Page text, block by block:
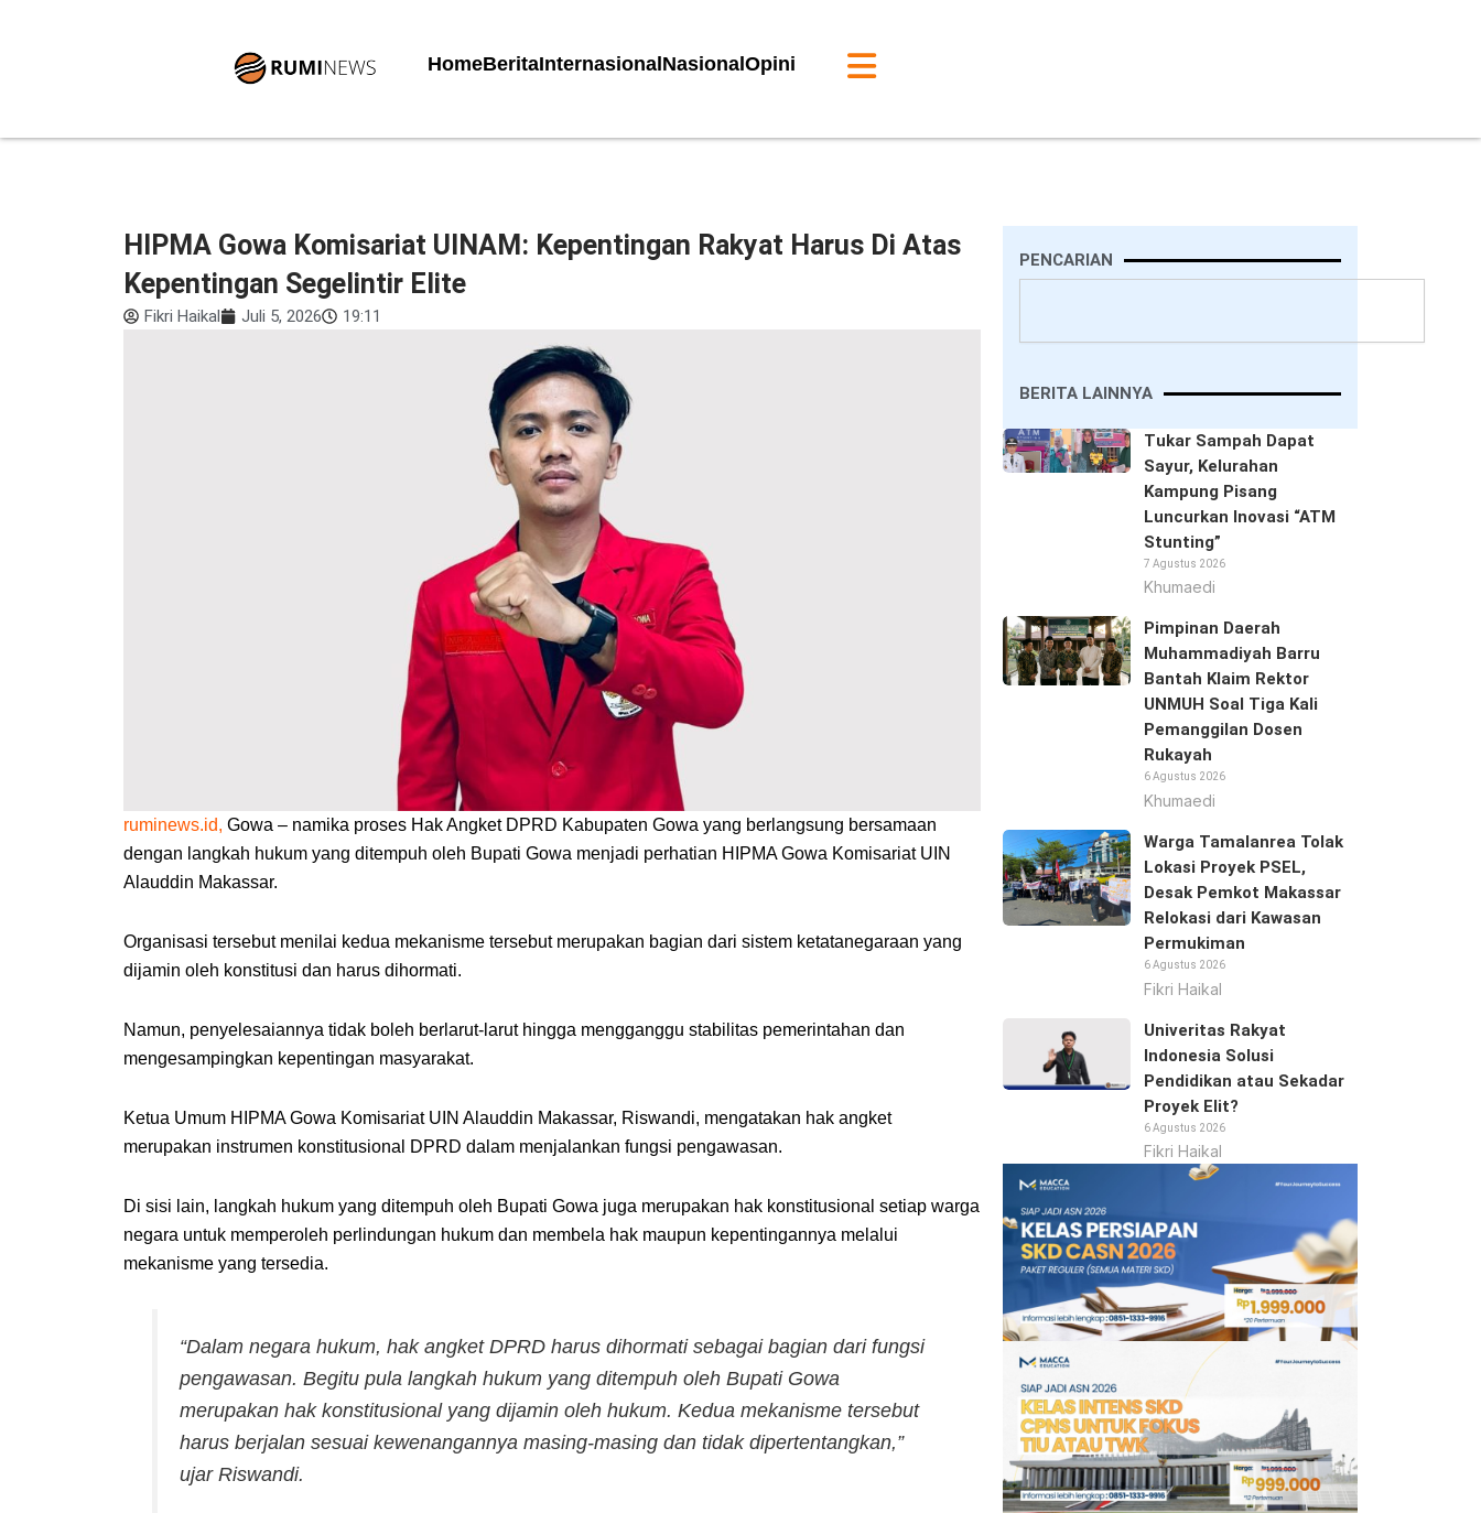
HomeBeritaInternasional Nasional Opini
HIPMA Gowa Komisariat UINAM: Kepentingan Rakyat Harus Di Atas
Kepentingan Segelintir Elite
Fikri Haikal Juli 5, 2026 19:11
ruminews.id, Gowa – namika proses Hak Angket DPRD Kabupaten Gowa yang berlangsung bersamaan
dengan langkah hukum yang ditempuh oleh Bupati Gowa menjadi perhatian HIPMA Gowa Komisariat UIN
Alauddin Makassar.
Organisasi tersebut menilai kedua mekanisme tersebut merupakan bagian dari sistem ketatanegaraan yang
dijamin oleh konstitusi dan harus dihormati.
Namun, penyelesaiannya tidak boleh berlarut-larut hingga mengganggu stabilitas pemerintahan dan
mengesampingkan kepentingan masyarakat.
Ketua Umum HIPMA Gowa Komisariat UIN Alauddin Makassar, Riswandi, mengatakan hak angket
merupakan instrumen konstitusional DPRD dalam menjalankan fungsi pengawasan.
Di sisi lain, langkah hukum yang ditempuh oleh Bupati Gowa juga merupakan hak konstitusional setiap warga
negara untuk memperoleh perlindungan hukum dan membela hak maupun kepentingannya melalui
mekanisme yang tersedia.
“Dalam negara hukum, hak angket DPRD harus dihormati sebagai bagian dari fungsi
pengawasan. Begitu pula langkah hukum yang ditempuh oleh Bupati Gowa
merupakan hak konstitusional yang dijamin oleh hukum. Kedua mekanisme tersebut
harus berjalan sesuai kewenangannya masing-masing dan tidak dipertentangkan,”
ujar Riswandi.
PENCARIAN
BERITA LAINNYA
Tukar Sampah Dapat
Sayur, Kelurahan
Kampung Pisang
Luncurkan Inovasi “ATM
Stunting”
7 Agustus 2026
Khumaedi
Pimpinan Daerah
Muhammadiyah Barru
Bantah Klaim Rektor
UNMUH Soal Tiga Kali
Pemanggilan Dosen
Rukayah
6 Agustus 2026
Khumaedi
Warga Tamalanrea Tolak
Lokasi Proyek PSEL,
Desak Pemkot Makassar
Relokasi dari Kawasan
Permukiman
6 Agustus 2026
Fikri Haikal
Univeritas Rakyat
Indonesia Solusi
Pendidikan atau Sekadar
Proyek Elit?
6 Agustus 2026
Fikri Haikal